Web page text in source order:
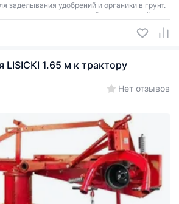
заделывания удобрений и органики в грунт.
тракторам со стандартной трехточечной
LISICKI 1.65 м к трактору
Нет отзывов